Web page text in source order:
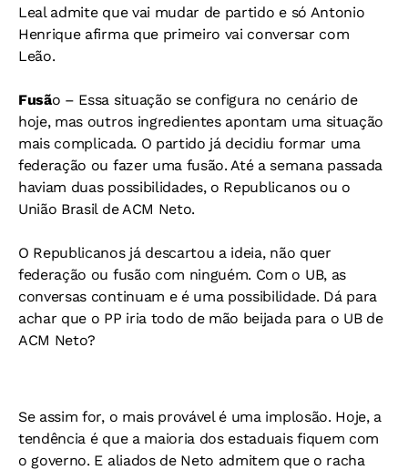
Leal admite que vai mudar de partido e só Antonio
Henrique afirma que primeiro vai conversar com
Leão.
Fusão – Essa situação se configura no cenário de
hoje, mas outros ingredientes apontam uma situação
mais complicada. O partido já decidiu formar uma
federação ou fazer uma fusão. Até a semana passada
haviam duas possibilidades, o Republicanos ou o
União Brasil de ACM Neto.
O Republicanos já descartou a ideia, não quer
federação ou fusão com ninguém. Com o UB, as
conversas continuam e é uma possibilidade. Dá para
achar que o PP iria todo de mão beijada para o UB de
ACM Neto?
Se assim for, o mais provável é uma implosão. Hoje, a
tendência é que a maioria dos estaduais fiquem com
o governo. E aliados de Neto admitem que o racha